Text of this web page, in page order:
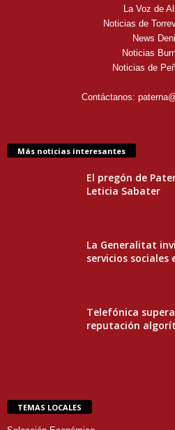
La Voz de
Noticias de
News
Noticias
Noticias de
Contáctanos:
Más noticias interesantes
El pregón de
Leticia Sabater
La Generalitat
servicios sociales
Telefónica
reputación
TEMAS LOCALES